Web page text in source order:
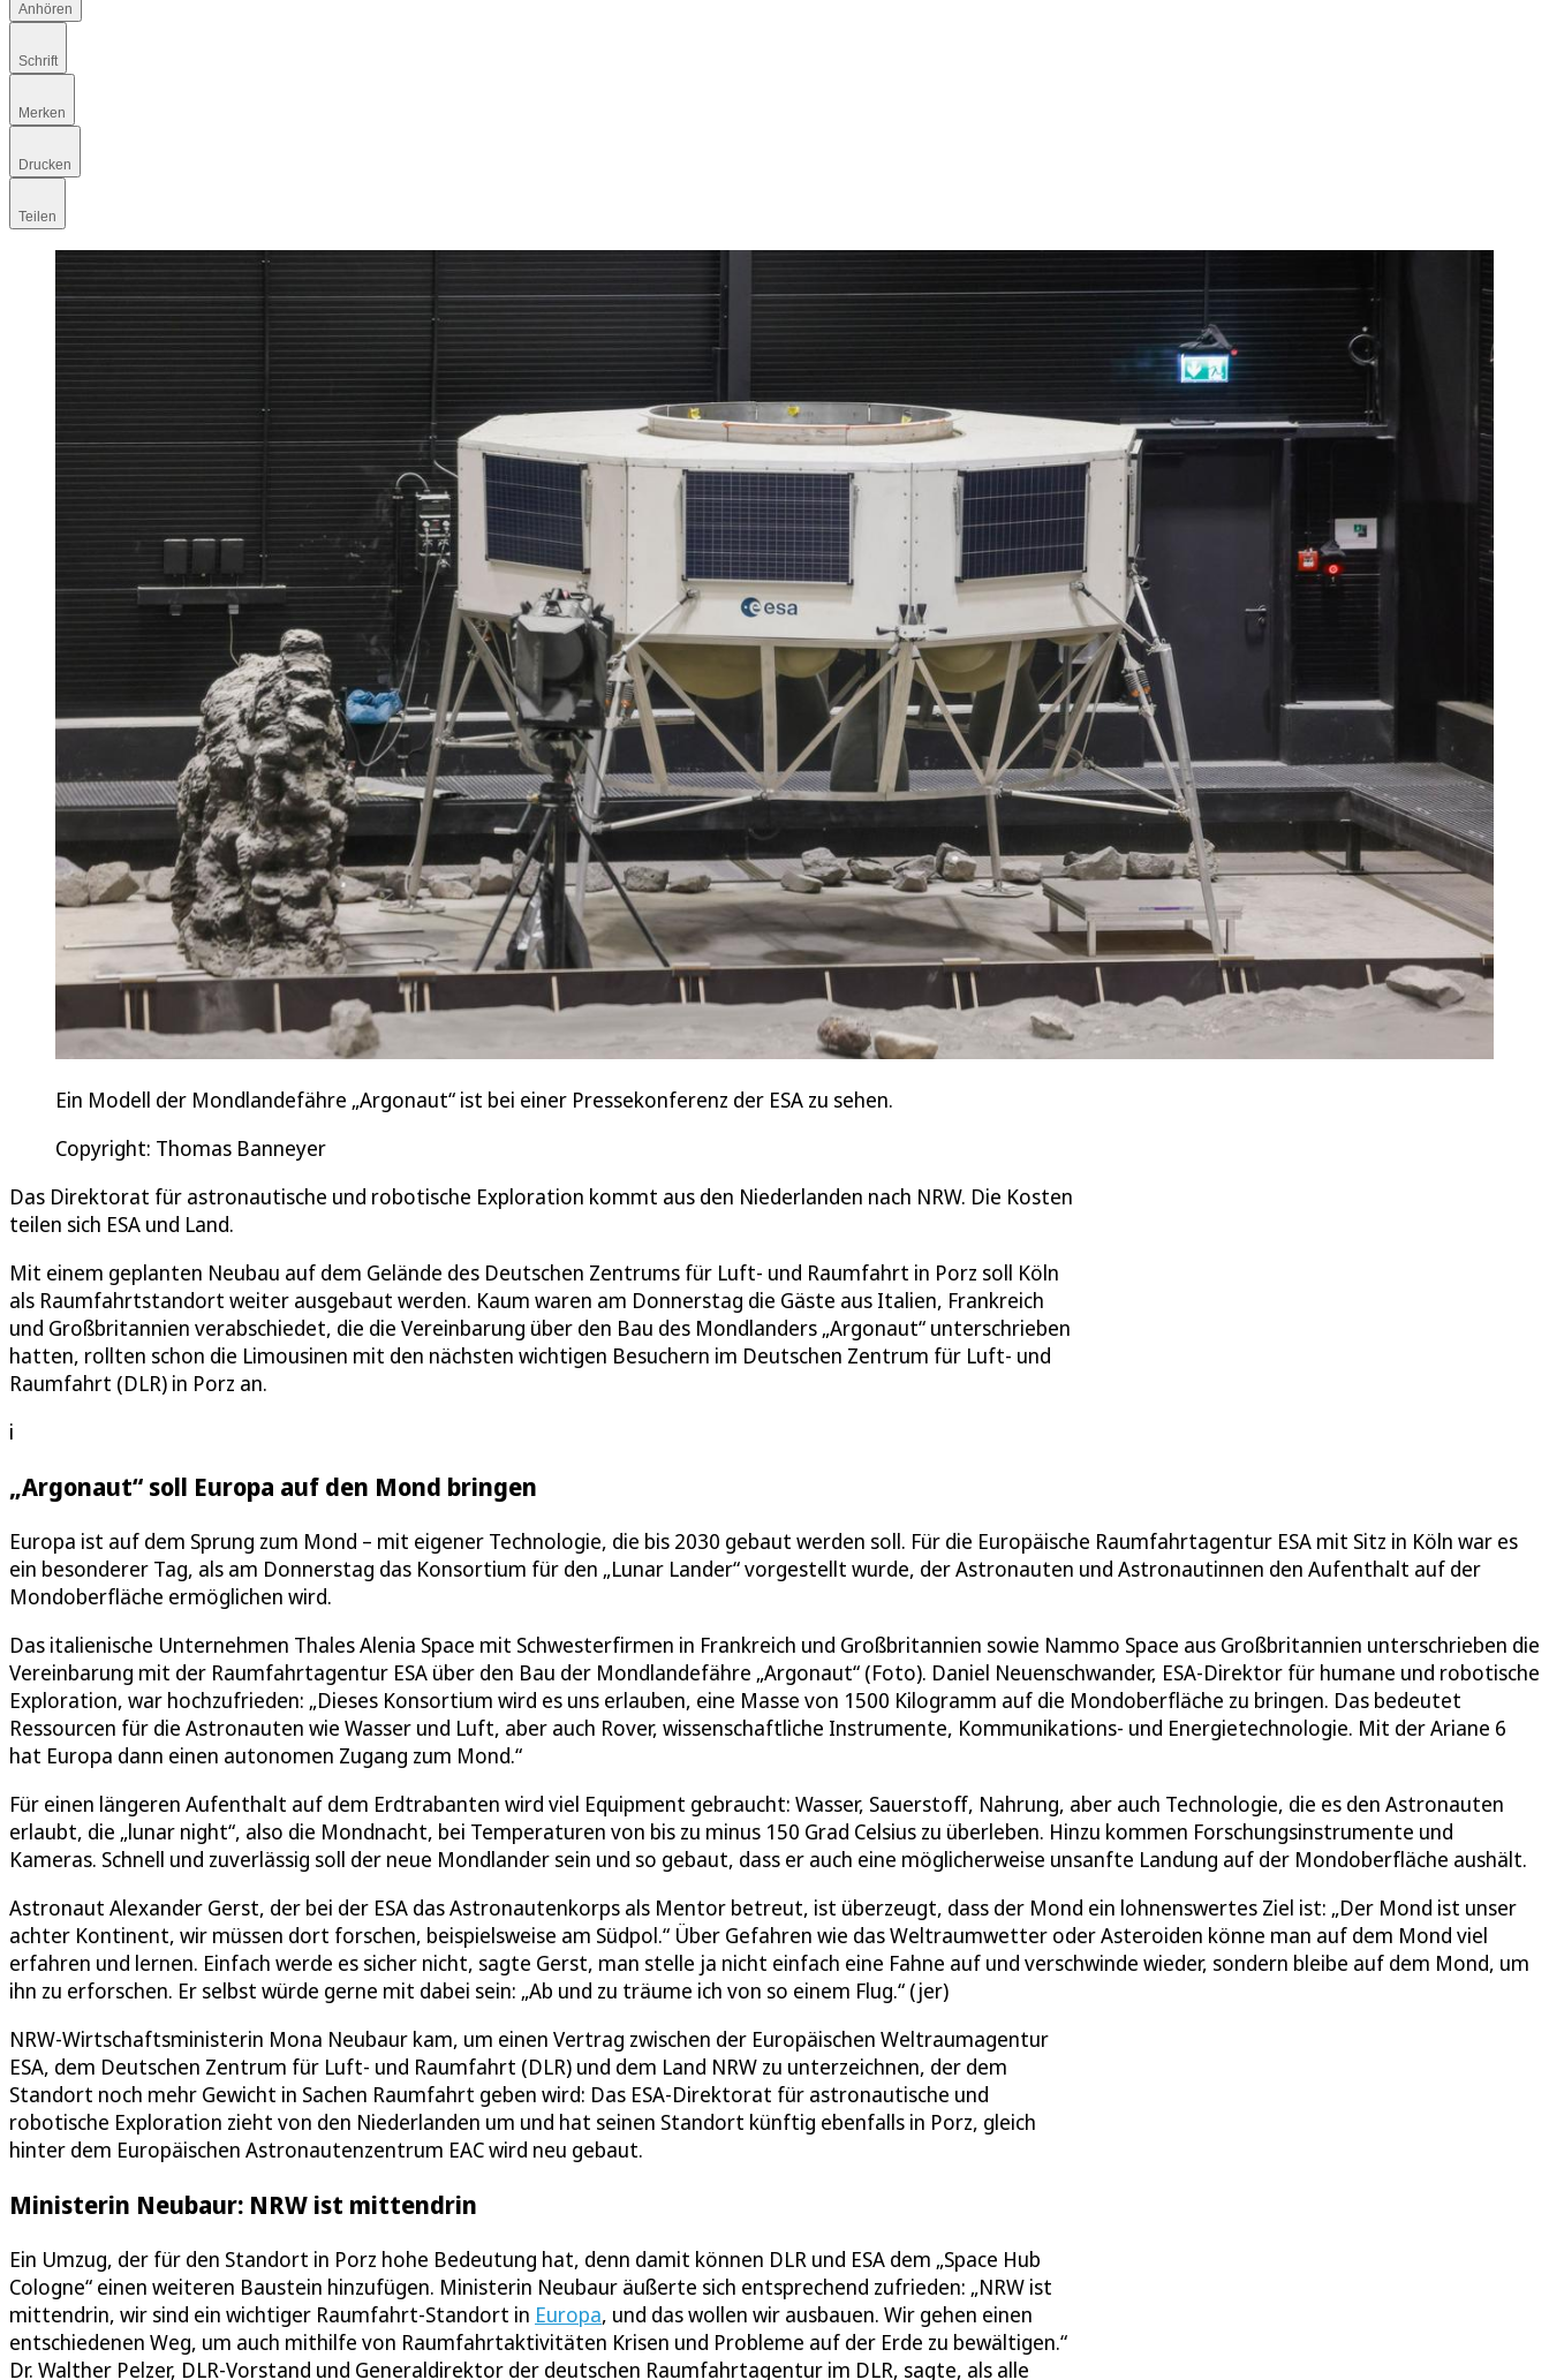
Anhören
Schrift
Merken
Drucken
Teilen
Ein Modell der Mondlandefähre „Argonaut“ ist bei einer Pressekonferenz der ESA zu sehen.
Copyright: Thomas Banneyer
Das Direktorat für astronautische und robotische Exploration kommt aus den Niederlanden nach NRW. Die Kosten
teilen sich ESA und Land.
Mit einem geplanten Neubau auf dem Gelände des Deutschen Zentrums für Luft- und Raumfahrt in Porz soll Köln
als Raumfahrtstandort weiter ausgebaut werden. Kaum waren am Donnerstag die Gäste aus Italien, Frankreich
und Großbritannien verabschiedet, die die Vereinbarung über den Bau des Mondlanders „Argonaut“ unterschrieben
hatten, rollten schon die Limousinen mit den nächsten wichtigen Besuchern im Deutschen Zentrum für Luft- und
Raumfahrt (DLR) in Porz an.
i
„Argonaut“ soll Europa auf den Mond bringen
Europa ist auf dem Sprung zum Mond – mit eigener Technologie, die bis 2030 gebaut werden soll. Für die Europäische Raumfahrtagentur ESA mit Sitz in Köln war es
ein besonderer Tag, als am Donnerstag das Konsortium für den „Lunar Lander“ vorgestellt wurde, der Astronauten und Astronautinnen den Aufenthalt auf der
Mondoberfläche ermöglichen wird.
Das italienische Unternehmen Thales Alenia Space mit Schwesterfirmen in Frankreich und Großbritannien sowie Nammo Space aus Großbritannien unterschrieben die
Vereinbarung mit der Raumfahrtagentur ESA über den Bau der Mondlandefähre „Argonaut“ (Foto). Daniel Neuenschwander, ESA-Direktor für humane und robotische
Exploration, war hochzufrieden: „Dieses Konsortium wird es uns erlauben, eine Masse von 1500 Kilogramm auf die Mondoberfläche zu bringen. Das bedeutet
Ressourcen für die Astronauten wie Wasser und Luft, aber auch Rover, wissenschaftliche Instrumente, Kommunikations- und Energietechnologie. Mit der Ariane 6
hat Europa dann einen autonomen Zugang zum Mond.“
Für einen längeren Aufenthalt auf dem Erdtrabanten wird viel Equipment gebraucht: Wasser, Sauerstoff, Nahrung, aber auch Technologie, die es den Astronauten
erlaubt, die „lunar night“, also die Mondnacht, bei Temperaturen von bis zu minus 150 Grad Celsius zu überleben. Hinzu kommen Forschungsinstrumente und
Kameras. Schnell und zuverlässig soll der neue Mondlander sein und so gebaut, dass er auch eine möglicherweise unsanfte Landung auf der Mondoberfläche aushält.
Astronaut Alexander Gerst, der bei der ESA das Astronautenkorps als Mentor betreut, ist überzeugt, dass der Mond ein lohnenswertes Ziel ist: „Der Mond ist unser
achter Kontinent, wir müssen dort forschen, beispielsweise am Südpol.“ Über Gefahren wie das Weltraumwetter oder Asteroiden könne man auf dem Mond viel
erfahren und lernen. Einfach werde es sicher nicht, sagte Gerst, man stelle ja nicht einfach eine Fahne auf und verschwinde wieder, sondern bleibe auf dem Mond, um
ihn zu erforschen. Er selbst würde gerne mit dabei sein: „Ab und zu träume ich von so einem Flug.“ (jer)
NRW-Wirtschaftsministerin Mona Neubaur kam, um einen Vertrag zwischen der Europäischen Weltraumagentur
ESA, dem Deutschen Zentrum für Luft- und Raumfahrt (DLR) und dem Land NRW zu unterzeichnen, der dem
Standort noch mehr Gewicht in Sachen Raumfahrt geben wird: Das ESA-Direktorat für astronautische und
robotische Exploration zieht von den Niederlanden um und hat seinen Standort künftig ebenfalls in Porz, gleich
hinter dem Europäischen Astronautenzentrum EAC wird neu gebaut.
Ministerin Neubaur: NRW ist mittendrin
Ein Umzug, der für den Standort in Porz hohe Bedeutung hat, denn damit können DLR und ESA dem „Space Hub
Cologne“ einen weiteren Baustein hinzufügen. Ministerin Neubaur äußerte sich entsprechend zufrieden: „NRW ist
mittendrin, wir sind ein wichtiger Raumfahrt-Standort in Europa, und das wollen wir ausbauen. Wir gehen einen
entschiedenen Weg, um auch mithilfe von Raumfahrtaktivitäten Krisen und Probleme auf der Erde zu bewältigen.“
Dr. Walther Pelzer, DLR-Vorstand und Generaldirektor der deutschen Raumfahrtagentur im DLR, sagte, als alle